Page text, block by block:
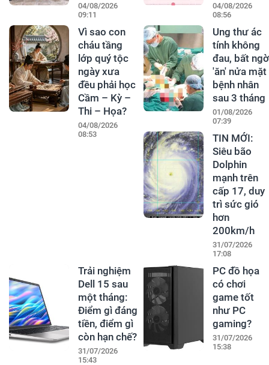
04/08/2026
09:11
04/08/2026
08:56
Vì sao con
cháu tầng
lớp quý tộc
ngày xưa
đều phải học
Cầm – Kỳ –
Thi – Họa?
04/08/2026
08:53
Ung thư ác
tính không
đau, bất ngờ
'ăn' nửa mặt
bệnh nhân
sau 3 tháng
01/08/2026
07:39
TIN MỚI:
Siêu bão
Dolphin
mạnh trên
cấp 17, duy
trì sức gió
hơn
200km/h
31/07/2026
17:08
Trải nghiệm
Dell 15 sau
một tháng:
Điểm gì đáng
tiền, điểm gì
còn hạn chế?
31/07/2026
15:43
PC đồ họa
có chơi
game tốt
như PC
gaming?
31/07/2026
15:38